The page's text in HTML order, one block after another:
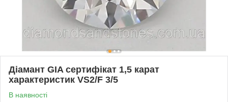
Діамант GIA сертифікат 1,5 карат
характеристик VS2/F 3/5
В наявності